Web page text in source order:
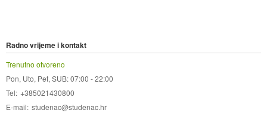
Radno vrijeme i kontakt
Trenutno otvoreno
Pon, Uto, Pet, SUB: 07:00 - 22:00
Tel +385021430800
E-mail studenac@studenac.hr